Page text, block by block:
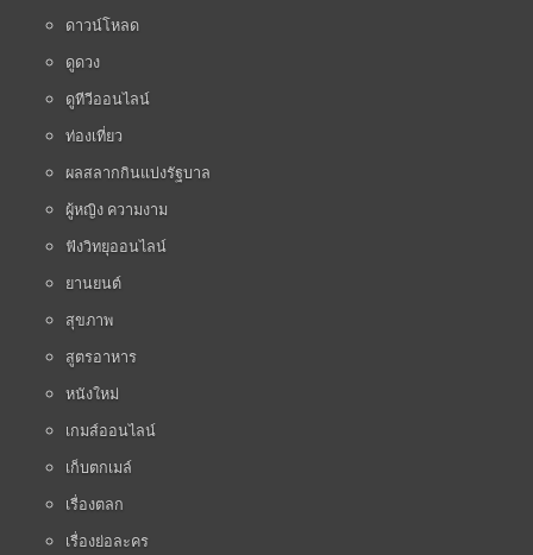
ดาวน์โหลด
ดูดวง
ดูทีวีออนไลน์
ท่องเที่ยว
ผลสลากกินแบ่งรัฐบาล
ผู้หญิง ความงาม
ฟังวิทยุออนไลน์
ยานยนต์
สุขภาพ
สูตรอาหาร
หนังใหม่
เกมส์ออนไลน์
เก็บตกเมล์
เรื่องตลก
เรื่องย่อละคร